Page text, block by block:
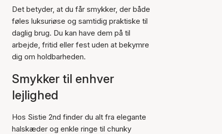
Det betyder, at du får smykker, der både
føles luksuriøse og samtidig praktiske til
daglig brug. Du kan have dem på til
arbejde, fritid eller fest uden at bekymre
dig om holdbarheden.
Smykker til enhver
lejlighed
Hos Sistie 2nd finder du alt fra elegante
halskæder og enkle ringe til chunky